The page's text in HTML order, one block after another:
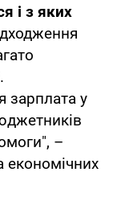
і з яких
зарплата у
–
економічних